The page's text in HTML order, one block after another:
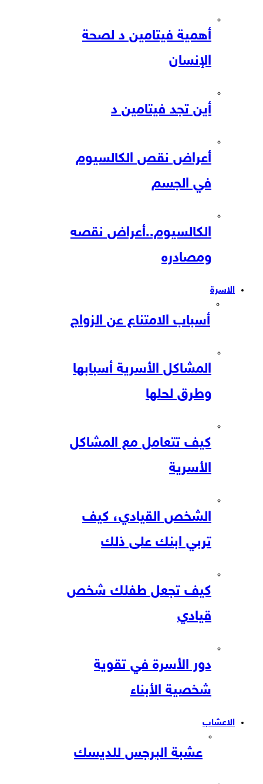
أهمية فيتامين د لصحة
الإنسان
أين تجد فيتامين د
أعراض نقص الكالسيوم
في الجسم
الكالسيوم..أعراض نقصه
ومصادره
الاسرة
أسباب الامتناع عن الزواج
المشاكل الأسرية أسبابها
وطرق لحلها
كيف تتعامل مع المشاكل
الأسرية
الشخص القيادي، كيف
تربي ابنك على ذلك
كيف تجعل طفلك شخص
قيادي
دور الأسرة في تقوية
شخصية الأبناء
الاعشاب
عشبة البرجس للديسك